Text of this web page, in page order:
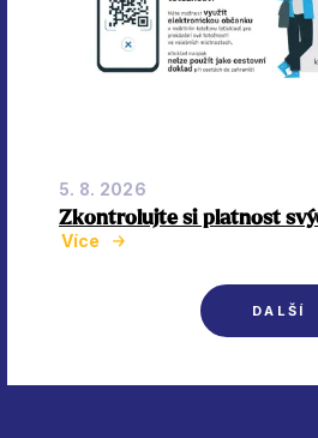
5. 8. 2026
Zkontrolujte si platnost
Více
DALŠÍ